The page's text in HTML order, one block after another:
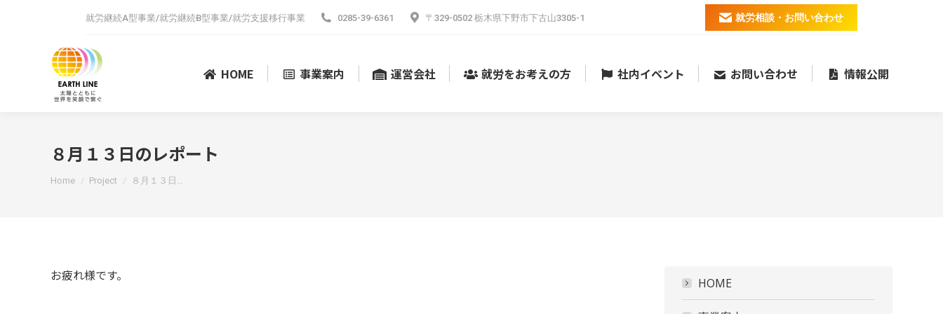
就労継続A型事業/就労継続B型事業/就労支援移行事業 0285-39-6361 〒329-0502 栃木県下野市下古山3305-1 就労相談・お問い合わせ
HOME 事業案内 運営会社 就労をお考えの方 社内イベント お問い合わせ 情報公開
８月１３日のレポート
You are here:
Home Project ８月１３日…
お疲れ様です。 HOME